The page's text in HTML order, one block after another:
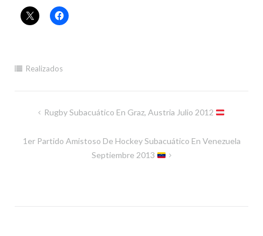
Realizados
Navegación
entradas
Rugby Subacuático En Graz, Austria Julio 2012
1er Partido Amistoso De Hockey Subacuático En Venezuela
Septiembre 2013